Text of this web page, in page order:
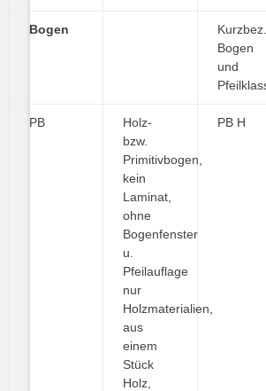
Bogen
Kurzbez.
Bogen
und
PB
Holz-
bzw.
Primitivbogen,
kein
Laminat,
ohne
Bogenfenster
u.
Pfeilauflage
nur
Holzmaterialien,
aus
einem
Stück
Holz,
PB H